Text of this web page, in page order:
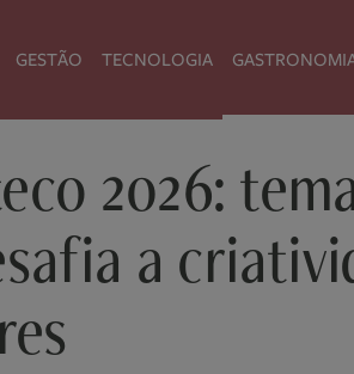
GESTÃO TECNOLOGIA
2026:
a